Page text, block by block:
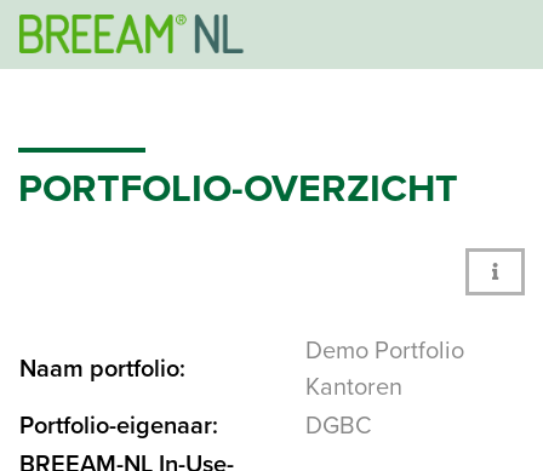
PORTFOLIO-OVERZICHT
Naam portfolio:
Demo Portfolio
Kantoren
Portfolio-eigenaar:
DGBC
BREEAM-NL In-Use-